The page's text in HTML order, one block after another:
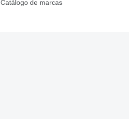
Catálogo de marcas